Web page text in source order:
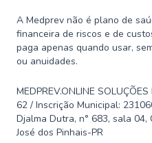
A Medprev não é plano de
financeira de riscos e de
paga apenas quando usar,
ou anuidades.
MEDPREV.ONLINE
62 / Inscrição Municipal:
Djalma Dutra, n° 683, sala 04,
José dos Pinhais-PR